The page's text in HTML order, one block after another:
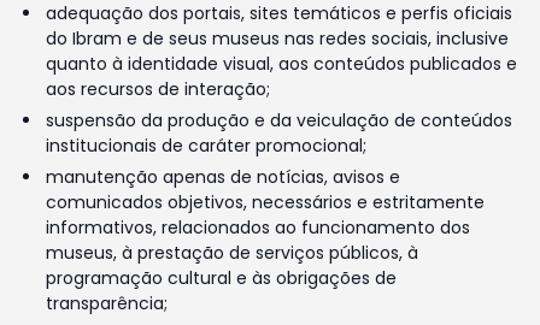
adequação dos portais, sites temáticos e perfis oficiais
do Ibram e de seus museus nas redes sociais, inclusive
quanto à identidade visual, aos conteúdos publicados e
aos recursos de interação;
suspensão da produção e da veiculação de conteúdos
institucionais de caráter promocional;
manutenção apenas de notícias, avisos e
comunicados objetivos, necessários e estritamente
informativos, relacionados ao funcionamento dos
museus, à prestação de serviços públicos, à
programação cultural e às obrigações de
transparência;